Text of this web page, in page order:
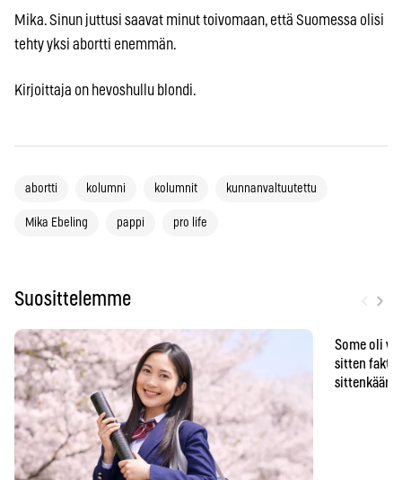
Mika. Sinun juttusi saavat minut toivomaan, että Suomessa olisi
tehty yksi abortti enemmän.
Kirjoittaja on hevoshullu blondi.
abortti kolumni kolumnit kunnanvaltuutettu
Mika Ebeling pappi pro life
Suosittelemme ›
Some oli
sitten
sittenkään